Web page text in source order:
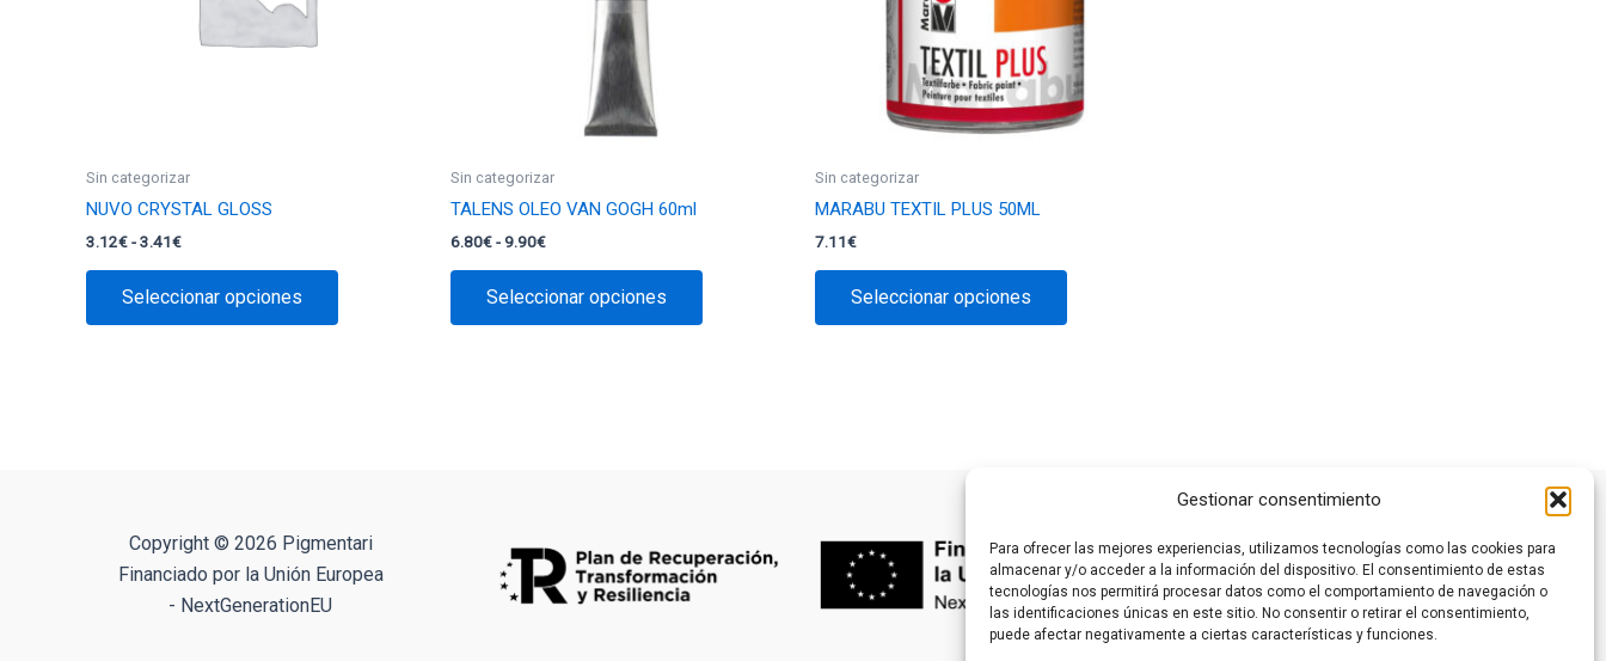
Gestionar consentimiento
Para ofrecer las mejores experiencias, utilizamos tecnologías como las cookies para
almacenar y/o acceder a la información del dispositivo. El consentimiento de estas
tecnologías nos permitirá procesar datos como el comportamiento de navegación o
las identificaciones únicas en este sitio. No consentir o retirar el consentimiento,
puede afectar negativamente a ciertas características y funciones.
Sin categorizar
NUVO CRYSTAL GLOSS
3.12€-3.41€Rango
desde
3.12€
Seleccionar opciones
Este
tiene
elegir
Sin categorizar
TALENS OLEO VAN GOGH 60ml
6.80€-9.90€Rango
desde
6.80€
Seleccionar opciones
Este
tiene
en
la
Sin categorizar
MARABU TEXTIL PLUS 50ML
7.11€
Seleccionar opciones
Este
tiene
en
la
página
de
Copyright © 2026 Pigmentari
Financiado por la Unión Europea
- NextGenerationEU